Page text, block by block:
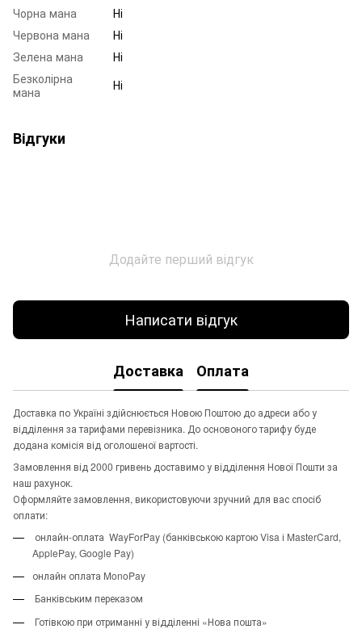
Чорна мана
Ні
Червона мана
Ні
Зелена мана
Ні
Безколірна
мана
Ні
Відгуки
Додайте перший відгук
Написати відгук
Доставка Оплата
Доставка по Україні здійснюється Новою Поштою до адреси або у
відділення за тарифами перевізника. До основоного тарифу буде
додана комісія від оголошеної вартості.
Замовлення від 2000 гривень доставимо у відділення Нової Пошти за
наш рахунок.
Оформляйте замовлення, використовуючи зручний для вас спосіб
оплати:
онлайн-оплата WayForPay (банківською картою Visa і MasterCard,
ApplePay, Google Pay)
онлайн оплата MonoPay
Банківським переказом
Готівкою при отриманні у відділенні «Нова пошта»